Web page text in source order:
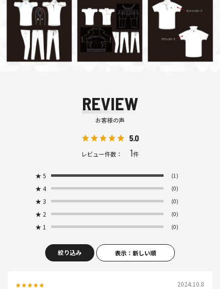
REVIEW
お客様の声
5.0
レビュー件数： 1件
★ 5 (1)
★ 4 (0)
★ 3 (0)
★ 2 (0)
★ 1 (0)
絞り込み 表示：新しい順
2024.10.8